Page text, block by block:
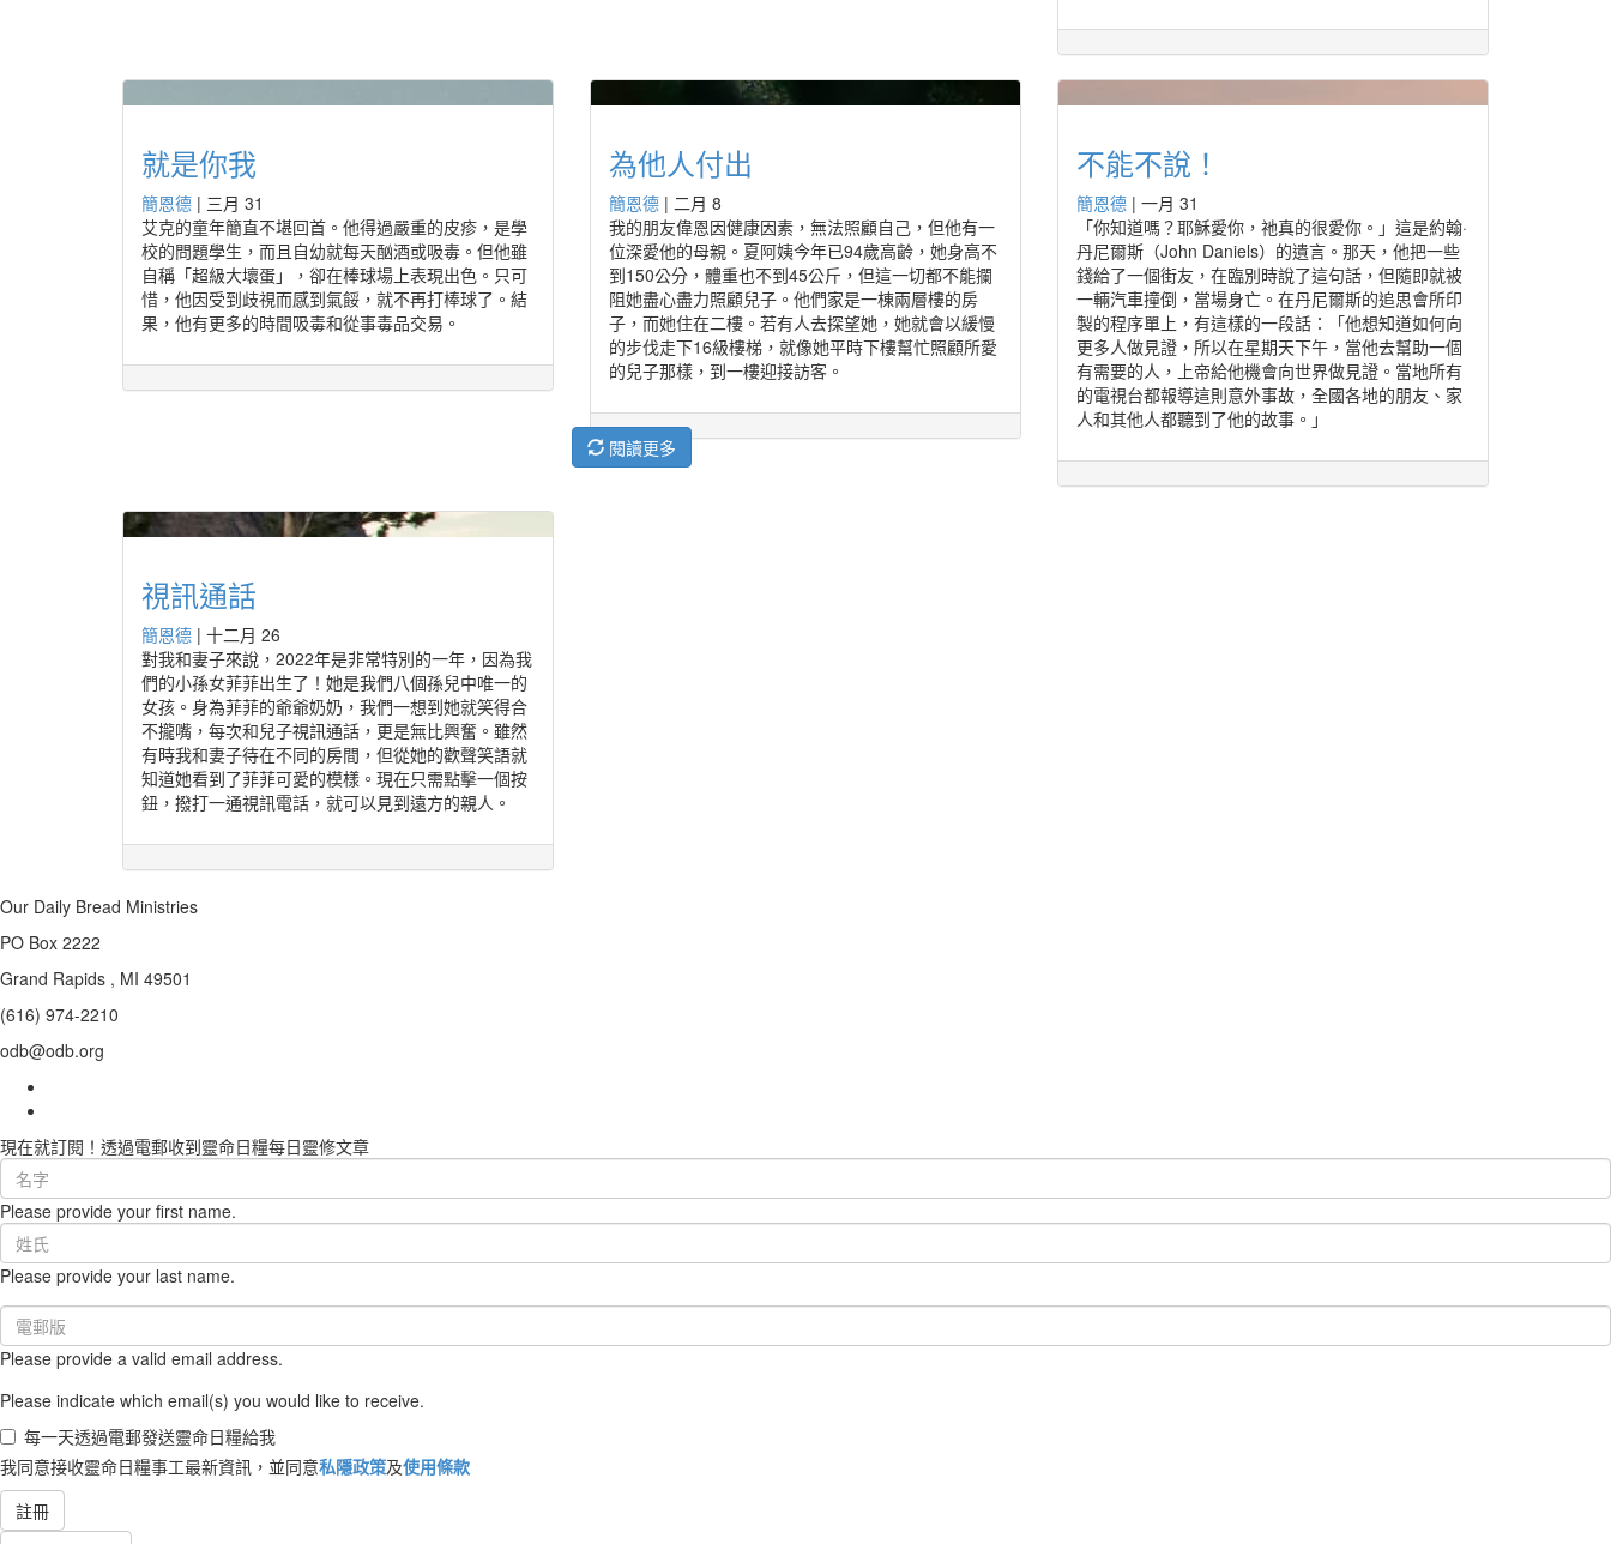
就是你我
簡恩德 | 三月 31
艾克的童年簡直不堪回首。他得過嚴重的皮疹，是學
校的問題學生，而且自幼就每天酗酒或吸毒。但他雖
自稱「超級大壞蛋」，卻在棒球場上表現出色。只可
惜，他因受到歧視而感到氣餒，就不再打棒球了。結
果，他有更多的時間吸毒和從事毒品交易。
為他人付出
簡恩德 | 二月 8
我的朋友偉恩因健康因素，無法照顧自己，但他有一
位深愛他的母親。夏阿姨今年已94歲高齡，她身高不
到150公分，體重也不到45公斤，但這一切都不能攔
阻她盡心盡力照顧兒子。他們家是一棟兩層樓的房
子，而她住在二樓。若有人去探望她，她就會以緩慢
的步伐走下16級樓梯，就像她平時下樓幫忙照顧所愛
的兒子那樣，到一樓迎接訪客。
不能不說！
簡恩德 | 一月 31
「你知道嗎？耶穌愛你，祂真的很愛你。」這是約翰·
丹尼爾斯（John Daniels）的遺言。那天，他把一些
錢給了一個街友，在臨別時說了這句話，但隨即就被
一輛汽車撞倒，當場身亡。在丹尼爾斯的追思會所印
製的程序單上，有這樣的一段話：「他想知道如何向
更多人做見證，所以在星期天下午，當他去幫助一個
有需要的人，上帝給他機會向世界做見證。當地所有
的電視台都報導這則意外事故，全國各地的朋友、家
人和其他人都聽到了他的故事。」
視訊通話
簡恩德 | 十二月 26
對我和妻子來說，2022年是非常特別的一年，因為我
們的小孫女菲菲出生了！她是我們八個孫兒中唯一的
女孩。身為菲菲的爺爺奶奶，我們一想到她就笑得合
不攏嘴，每次和兒子視訊通話，更是無比興奮。雖然
有時我和妻子待在不同的房間，但從她的歡聲笑語就
知道她看到了菲菲可愛的模樣。現在只需點擊一個按
鈕，撥打一通視訊電話，就可以見到遠方的親人。
閱讀更多
Our Daily Bread Ministries
PO Box 2222
Grand Rapids , MI 49501
(616) 974-2210
odb@odb.org
現在就訂閱！透過電郵收到靈命日糧每日靈修文章
First
Name
(required)
Please provide your first name.
Last
Name
(required)
Please provide your last name.
Email
(required)
Please provide a valid email address.
Please indicate which email(s) you would like to receive.
每一天透過電郵發送靈命日糧給我
我同意接收靈命日糧事工最新資訊，並同意私隱政策及使用條款
註冊